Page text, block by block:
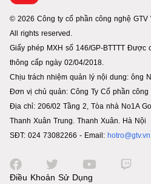
© 2026 Công ty cổ phần công nghệ GTV
All rights reserved.
Giấy phép MXH số 146/GP-BTTTT Được
thông cấp ngày 02/04/2018.
Chịu trách nhiệm quản lý nội dung: ông
Đơn vị chủ quản: Công Ty Cổ phần công
Địa chỉ: 206/02 Tầng 2, Tòa nhà No1A
Thanh Xuân Trung. Thanh Xuân. Hà Nội
SĐT: 024 73082266 - Email: hotro@gtv.vn
Điều Khoản Sử Dụng